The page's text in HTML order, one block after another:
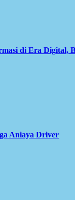
di Era Digital,
Aniaya Driver